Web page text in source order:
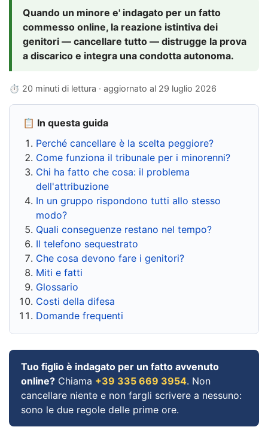
Quando un minore e' indagato per un fatto
commesso online, la reazione istintiva dei
genitori — cancellare tutto — distrugge la prova
a discarico e integra una condotta autonoma.
⏱ 20 minuti di lettura · aggiornato al 29 luglio 2026
📋 In questa guida
Perché cancellare è la scelta peggiore?
Come funziona il tribunale per i minorenni?
Chi ha fatto che cosa: il problema
dell'attribuzione
In un gruppo rispondono tutti allo stesso
modo?
Quali conseguenze restano nel tempo?
Il telefono sequestrato
Che cosa devono fare i genitori?
Miti e fatti
Glossario
Costi della difesa
Domande frequenti
Tuo figlio è indagato per un fatto avvenuto
online? Chiama +39 335 669 3954. Non
cancellare niente e non fargli scrivere a nessuno:
sono le due regole delle prime ore.